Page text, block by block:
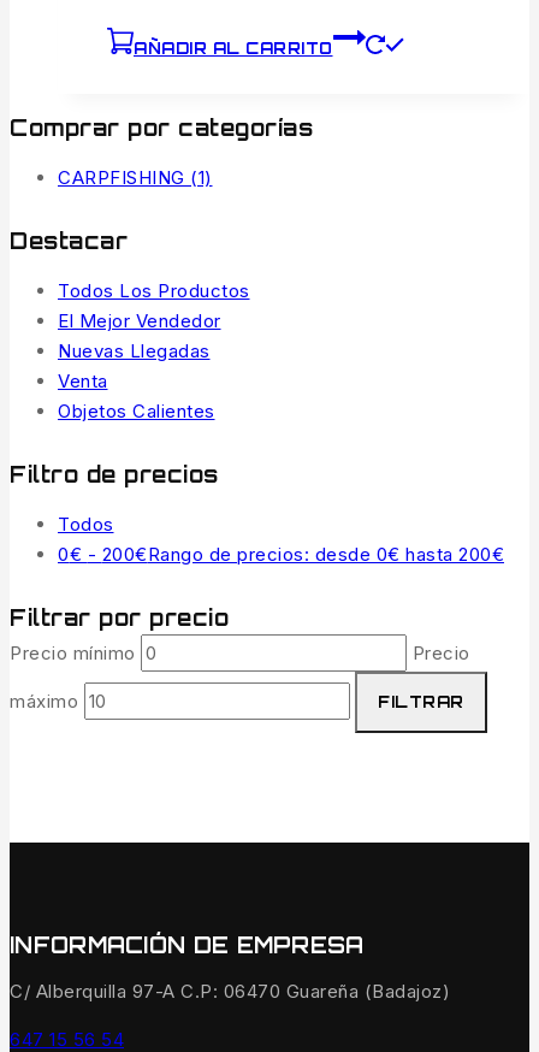
AÑADIR AL CARRITO
Comprar por categorías
CARPFISHING (1)
Destacar
Todos Los Productos
El Mejor Vendedor
Nuevas Llegadas
Venta
Objetos Calientes
Filtro de precios
Todos
0€ - 200€Rango de precios: desde 0€ hasta 200€
Filtrar por precio
Precio mínimo Precio
máximo FILTRAR
INFORMACIÓN DE EMPRESA
C/ Alberquilla 97-A C.P: 06470 Guareña (Badajoz)
647 15 56 54